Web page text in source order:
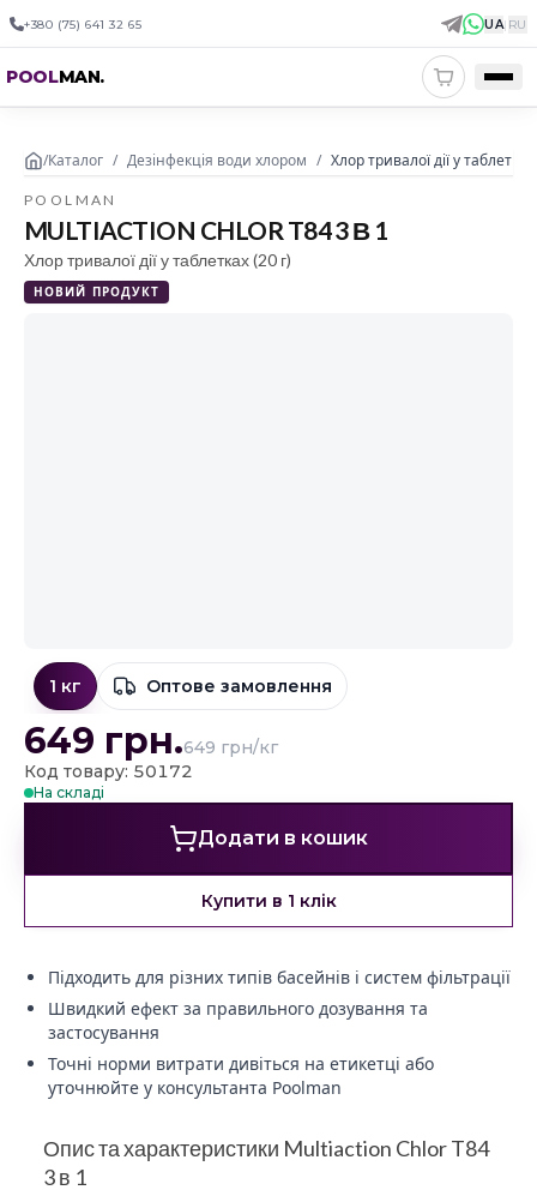
+380 (75) 641 32 65 UA| RU
POOLMAN.
/Каталог / Дезінфекція води хлором / Хлор тривалої дії у
POOLMAN
MULTIACTION CHLOR T84 3 В 1
Хлор тривалої дії у таблетках (20 г)
НОВИЙ ПРОДУКТ
1 кг Оптове замовлення
649 грн.649 грн/кг
Код товару: 50172
На складі
Додати в кошик
Купити в 1 клік
Підходить для різних типів басейнів і систем фільтрації
Швидкий ефект за правильного дозування та
застосування
Точні норми витрати дивіться на етикетці або
уточнюйте у консультанта Poolman
Опис та характеристики Multiaction Chlor T84
3 в 1